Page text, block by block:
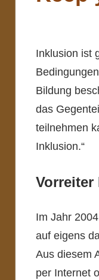
Inklusion ist
Bildung
das
teilnehmen
Inklusion.“
Vorreiter
Im Jahr
auf eigens
Aus diesem
per Internet